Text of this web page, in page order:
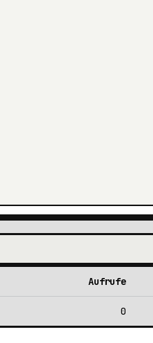
Aufrufe
0